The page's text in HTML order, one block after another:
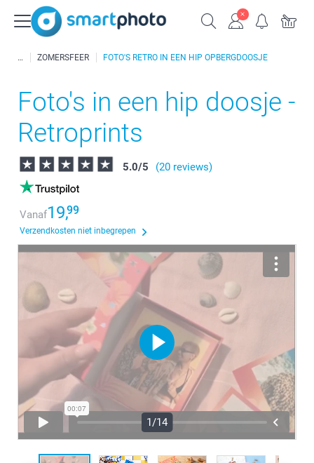
ZOMERSFEER FOTO'S RETRO IN EEN HIP OPBERGDOOSJE
Foto's in een hip doosje -
Retroprints
5.0/5 (20 reviews)
Vanaf19,99
Verzendkosten niet inbegrepen
1/14